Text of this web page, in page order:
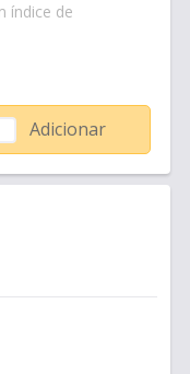
índice de
Adicionar